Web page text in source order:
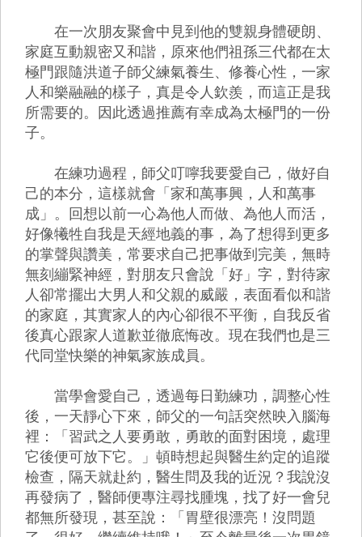
在一次朋友聚會中見到他的雙親身體硬朗、
家庭互動親密又和諧，原來他們祖孫三代都在太
極門跟隨洪道子師父練氣養生、修養心性，一家
人和樂融融的樣子，真是令人欽羨，而這正是我
所需要的。因此透過推薦有幸成為太極門的一份
子。
在練功過程，師父叮嚀我要愛自己，做好自
己的本分，這樣就會「家和萬事興，人和萬事
成」。回想以前一心為他人而做、為他人而活，
好像犧牲自我是天經地義的事，為了想得到更多
的掌聲與讚美，常要求自己把事做到完美，無時
無刻繃緊神經，對朋友只會說「好」字，對待家
人卻常擺出大男人和父親的威嚴，表面看似和諧
的家庭，其實家人的內心卻很不平衡，自我反省
後真心跟家人道歉並徹底悔改。現在我們也是三
代同堂快樂的神氣家族成員。
當學會愛自己，透過每日勤練功，調整心性
後，一天靜心下來，師父的一句話突然映入腦海
裡：「習武之人要勇敢，勇敢的面對困境，處理
它後便可放下它。」頓時想起與醫生約定的追蹤
檢查，隔天就赴約，醫生問及我的近況？我說沒
再發病了，醫師便專注尋找腫塊，找了好一會兒
都無所發現，甚至說：「胃壁很漂亮！沒問題